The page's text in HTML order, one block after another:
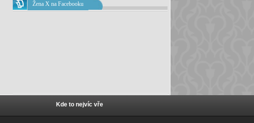
Žena X na Facebooku
Kde to nejvíc vře